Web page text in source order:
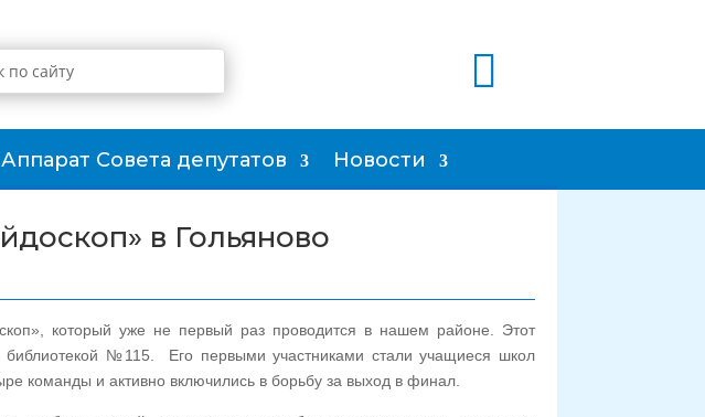

Аппарат Совета депутатов Новости
в Гольяново
который уже не первый раз проводится в нашем районе. Этот
библиотекой №115. Его первыми участниками стали учащиеся школ
команды и активно включились в борьбу за выход в финал.